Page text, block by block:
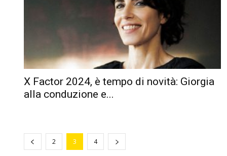
X Factor 2024, è tempo di novità: Giorgia
alla conduzione e...
2 3 4